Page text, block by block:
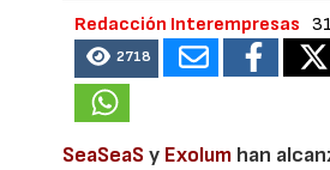
Redacción Interempresas
2718
SeaSeaSy Exolum han